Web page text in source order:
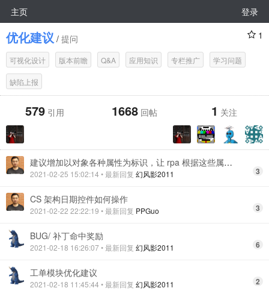
主页 登录
优化建议 / 提问 1
可视化设计 版本前瞻 Q&A 应用知识 专栏推广 学习问题
缺陷上报
579 引用 1668 回帖 1 关注
建议增加以对象各种属性为标识，让 rpa 根据这些属性可以识别对象，可以进行相对应的一些操作
2021-02-25 15:02:14 • 最新回复 幻风影2011 3
CS 架构日期控件如何操作
2021-02-22 22:22:19 • 最新回复 PPGuo 3
BUG/ 补丁命中奖励
2021-02-18 16:26:07 • 最新回复 幻风影2011 6
工单模块优化建议
2021-02-18 11:45:44 • 最新回复 幻风影2011 2